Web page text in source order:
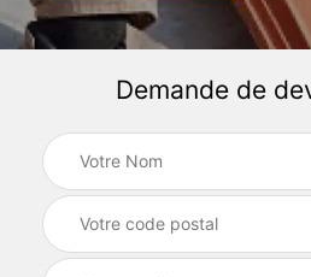
Demande de